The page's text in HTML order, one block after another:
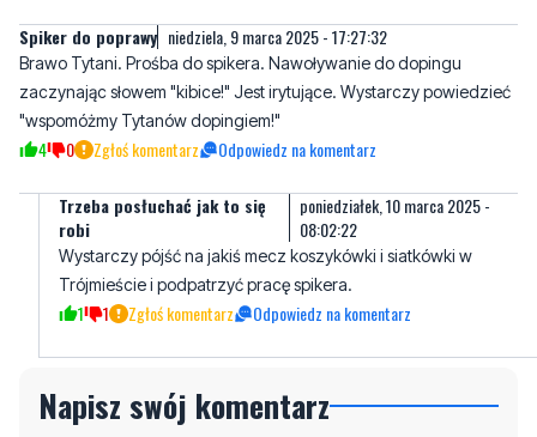
"wspomóżmy Tytanów dopingiem!"
4 0 Zgłoś komentarz Odpowiedz na komentarz
Trzeba posłuchać jak to się
robi
08:02:22
Trójmieście i podpatrzyć pracę spikera.
1 Odpowiedz na komentarz
Napisz swój komentarz
komentarze! Jeśli widzisz niestosowny wpis -
kliknij "zgłoś nadużycie".